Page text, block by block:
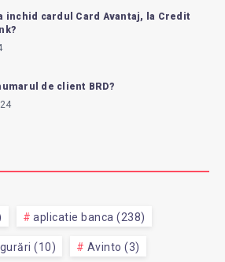
inchid cardul Card Avantaj, la Credit
de client BRD?
aplicatie banca (238)
(10) Avinto (3)